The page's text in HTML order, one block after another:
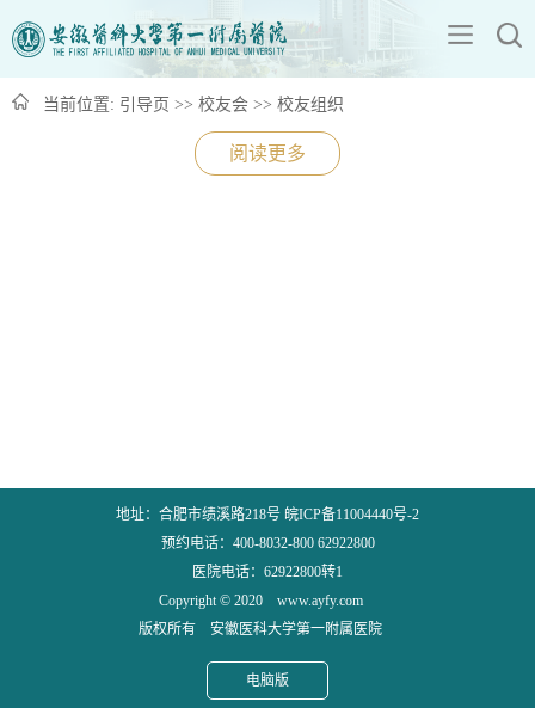
当前位置: 引导页 >> 校友会 >> 校友组织
阅读更多
地址：合肥市绩溪路218号 皖ICP备11004440号-2
预约电话：400-8032-800 62922800
医院电话：62922800转1
Copyright © 2020 www.ayfy.com
版权所有 安徽医科大学第一附属医院
电脑版